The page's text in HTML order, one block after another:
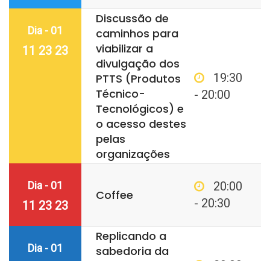
Dia - 01
11 23 23
Discussão de
caminhos para
viabilizar a
divulgação dos
PTTS (Produtos
Técnico-
Tecnológicos) e
o acesso destes
pelas
organizações
19:30
- 20:00
Dia - 01
11 23 23
Coffee
20:00
- 20:30
Dia - 01
Replicando a
sabedoria da